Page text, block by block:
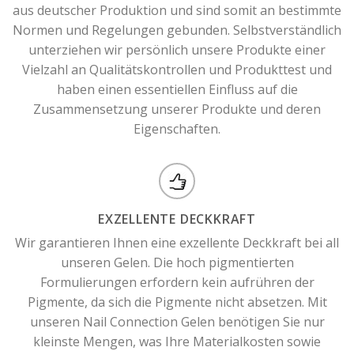
aus deutscher Produktion und sind somit an bestimmte
Normen und Regelungen gebunden. Selbstverständlich
unterziehen wir persönlich unsere Produkte einer
Vielzahl an Qualitätskontrollen und Produkttest und
haben einen essentiellen Einfluss auf die
Zusammensetzung unserer Produkte und deren
Eigenschaften.
EXZELLENTE DECKKRAFT
Wir garantieren Ihnen eine exzellente Deckkraft bei all
unseren Gelen. Die hoch pigmentierten
Formulierungen erfordern kein aufrühren der
Pigmente, da sich die Pigmente nicht absetzen. Mit
unseren Nail Connection Gelen benötigen Sie nur
kleinste Mengen, was Ihre Materialkosten sowie